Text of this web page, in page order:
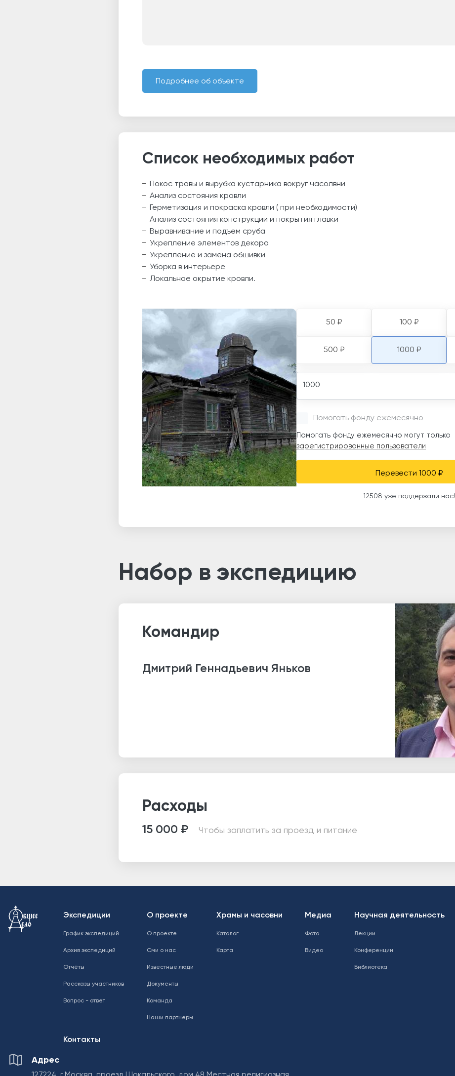
Подробнее об объекте
Список необходимых работ
Покос травы и вырубка кустарника вокруг часолвни
Анализ состояния кровли
Герметизация и покраска кровли ( при необходимости)
Анализ состояния конструкции и покрытия главки
Выравнивание и подъем сруба
Укрепление элементов декора
Укрепление и замена обшивки
Уборка в интерьере
Локальное окрытие кровли.
50 ₽ 100 ₽
500 ₽ 1000 ₽
Amount
Помогать фонду ежемесячно
Помогать фонду ежемесячно могут только
зарегистрированные пользователи
Перевести 1000 ₽
12508 уже поддержали нас!
Набор в экспедицию
Командир
Дмитрий Геннадьевич Яньков
Расходы
15 000 ₽ Чтобы заплатить за проезд и питание
Меню в подвале
Экспедиции
График экспедиций
Архив экспедиций
Отчёты
Рассказы участников
Вопрос - ответ
О проекте
О проекте
Сми о нас
Известные люди
Документы
Команда
Наши партнеры
Храмы и часовни
Каталог
Карта
Медиа
Фото
Видео
Научная деятельность
Лекции
Конференции
Библиотека
Контакты
Адрес